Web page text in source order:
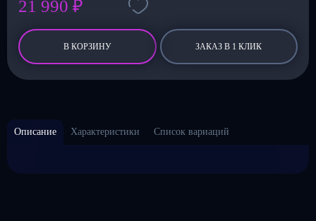
21 990 ₽
В КОРЗИНУ ЗАКАЗ В 1 КЛИК
Описание Характеристики Список вариаций